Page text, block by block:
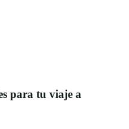
para tu viaje a